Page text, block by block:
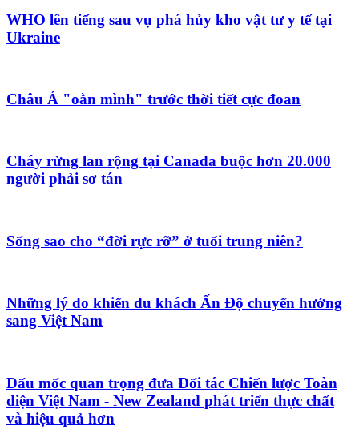
WHO lên tiếng sau vụ phá hủy kho vật tư y tế tại
Ukraine
Châu Á "oằn mình" trước thời tiết cực đoan
Cháy rừng lan rộng tại Canada buộc hơn 20.000
người phải sơ tán
Sống sao cho “đời rực rỡ” ở tuổi trung niên?
Những lý do khiến du khách Ấn Độ chuyển hướng
sang Việt Nam
Dấu mốc quan trọng đưa Đối tác Chiến lược Toàn
diện Việt Nam - New Zealand phát triển thực chất
và hiệu quả hơn